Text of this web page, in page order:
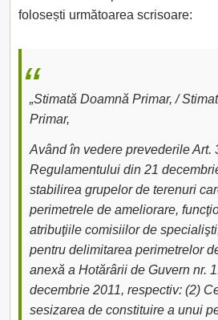
folosești următoarea scrisoare:
„Stimată Doamnă Primar, /
Primar,
Având în vedere prevederile Art.
Regulamentului din 21
stabilirea grupelor de terenuri
perimetrele de ameliorare,
atribuţiile comisiilor de
pentru delimitarea perimetrelor
anexă a Hotărârii de Guvern nr.
decembrie 2011, respectiv: (2)
sesizarea de constituire a unui